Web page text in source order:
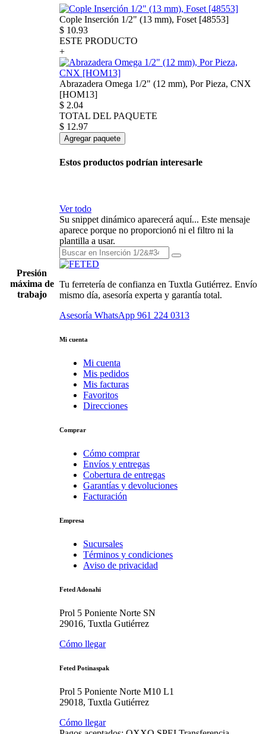
Presión
máxima de
trabajo
Cople Inserción 1/2" (13 mm), Foset [48553]
$ 10.93
ESTE PRODUCTO
+
Abrazadera Omega 1/2" (12 mm), Por Pieza, CNX
[HOM13]
$ 2.04
TOTAL DEL PAQUETE
$ 12.97
Agregar paquete
Estos productos podrían interesarle
Ver todo
Su snippet dinámico aparecerá aquí... Este mensaje
aparece porque no proporcionó ni el filtro ni la
plantilla a usar.
Tu ferretería de confianza en Tuxtla Gutiérrez. Envío
mismo día, asesoría experta y garantía total.
Asesoría WhatsApp 961 224 0313
Mi cuenta
Mi cuenta
Mis pedidos
Mis facturas
Favoritos
Direcciones
Comprar
Cómo comprar
Envíos y entregas
Cobertura de entregas
Garantías y devoluciones
Facturación
Empresa
Sucursales
Términos y condiciones
Aviso de privacidad
Feted Adonahi
Prol 5 Poniente Norte SN
29016, Tuxtla Gutiérrez
Cómo llegar
Feted Potinaspak
Prol 5 Poniente Norte M10 L1
29018, Tuxtla Gutiérrez
Cómo llegar